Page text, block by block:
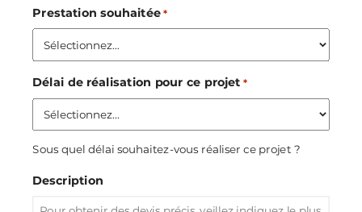
Prestation souhaitée *
Délai de réalisation pour ce projet *
Sous quel délai souhaitez-vous réaliser ce projet ?
Description